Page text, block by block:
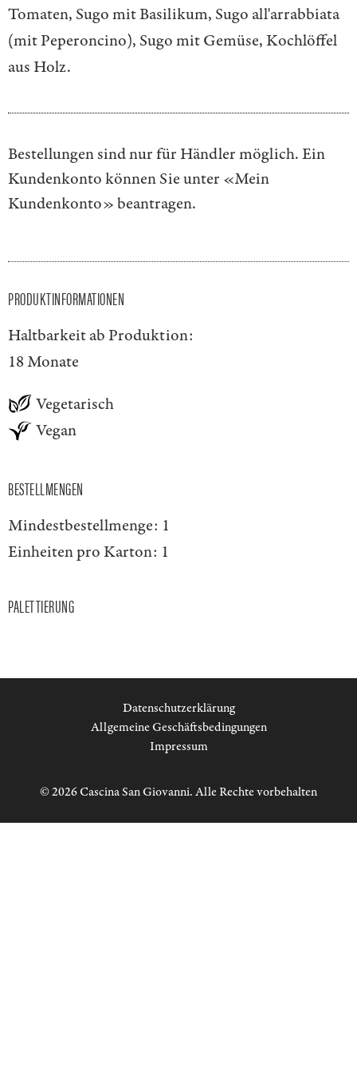
Tomaten, Sugo mit Basilikum, Sugo all'arrabbiata
(mit Peperoncino), Sugo mit Gemüse, Kochlöffel
aus Holz.
Bestellungen sind nur für Händler möglich. Ein
Kundenkonto können Sie unter «Mein
Kundenkonto»beantragen.
PRODUKTINFORMATIONEN
Haltbarkeit ab Produktion:
18 Monate
Vegetarisch
Vegan
BESTELLMENGEN
Mindestbestellmenge: 1
Einheiten pro Karton: 1
PALETTIERUNG
Datenschutzerklärung
Allgemeine Geschäftsbedingungen
Impressum
© 2026 Cascina San Giovanni. Alle Rechte vorbehalten